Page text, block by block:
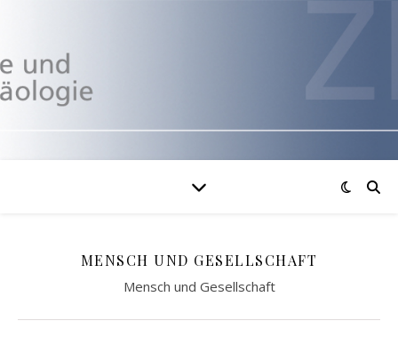
MENSCH UND GESELLSCHAFT
Mensch und Gesellschaft